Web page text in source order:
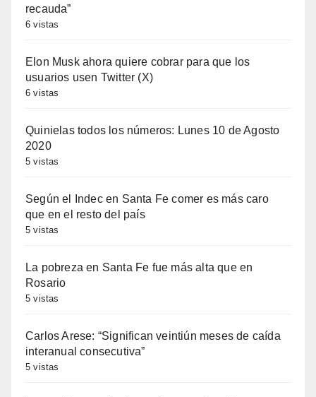
recauda”
6 vistas
Elon Musk ahora quiere cobrar para que los
usuarios usen Twitter (X)
6 vistas
Quinielas todos los números: Lunes 10 de Agosto
2020
5 vistas
Según el Indec en Santa Fe comer es más caro
que en el resto del país
5 vistas
La pobreza en Santa Fe fue más alta que en
Rosario
5 vistas
Carlos Arese: “Significan veintiún meses de caída
interanual consecutiva”
5 vistas